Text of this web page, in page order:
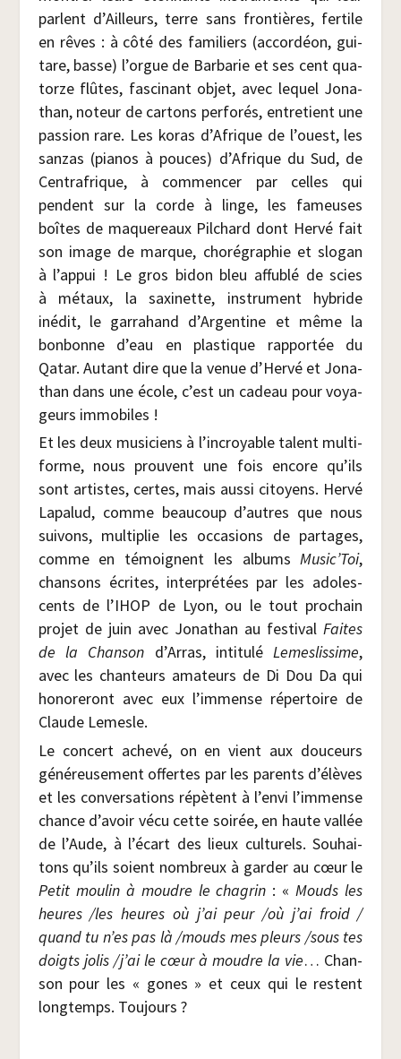
parlent d’Ailleurs, terre sans fron­tières, fer­tile
en rêves : à côté des fami­liers (accor­déon, gui­
tare, basse) l’orgue de Bar­ba­rie et ses cent qua­
torze flûtes, fas­ci­nant objet, avec lequel Jona­
than, noteur de car­tons per­fo­rés, entre­tient une
pas­sion rare. Les koras d’Afrique de l’ouest, les
san­zas (pia­nos à pouces) d’Afrique du Sud, de
Cen­tra­frique, à com­men­cer par celles qui
pendent sur la corde à linge, les fameuses
boîtes de maque­reaux Pil­chard dont Her­vé fait
son image de marque, cho­ré­gra­phie et slo­gan
à l’appui ! Le gros bidon bleu affu­blé de scies
à métaux, la saxi­nette, ins­tru­ment hybride
inédit, le gar­ra­hand d’Argentine et même la
bon­bonne d’eau en plas­tique rap­por­tée du
Qatar. Autant dire que la venue d’Hervé et Jona­
than dans une école, c’est un cadeau pour voya­
geurs immobiles !
Et les deux musi­ciens à l’incroyable talent mul­ti­
forme, nous prouvent une fois encore qu’ils
sont artistes, certes, mais aus­si citoyens. Her­vé
Lapa­lud, comme beau­coup d’autres que nous
sui­vons, mul­ti­plie les occa­sions de par­tages,
comme en témoignent les albumsMusic’Toi,
chan­sons écrites, inter­pré­tées par les ado­les­
cents de l’IHOP de Lyon, ou le tout pro­chain
pro­jet de juin avec Jona­than au fes­ti­valFaites
de la Chan­son d’Arras, inti­tu­léLemes­lis­sime,
avec les chan­teurs ama­teurs de Di Dou Da qui
hono­re­ront avec eux l’immense réper­toire de
Claude Lemesle.
Le concert ache­vé, on en vient aux dou­ceurs
géné­reu­se­ment offertes par les parents d’élèves
et les conver­sa­tions répètent à l’envi l’immense
chance d’avoir vécu cette soi­rée, en haute val­lée
de l’Aude, à l’écart des lieux cultu­rels. Sou­hai­
tons qu’ils soient nom­breux à gar­der au cœur le
Petit mou­lin à moudre le cha­grin : «Mouds les
heures /​les heures où j’ai peur /​où j’ai froid /​
quand tu n’es pas là /​mouds mes pleurs /​sous tes
doigts jolis /​j’ai le cœur à moudre la vie… Chan­
son pour les « gones » et ceux qui le res­tent
long­temps. Toujours ?